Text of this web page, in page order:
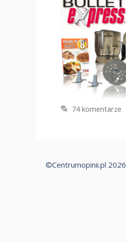
74 komentarze
©Centrumopinii.pl 2026